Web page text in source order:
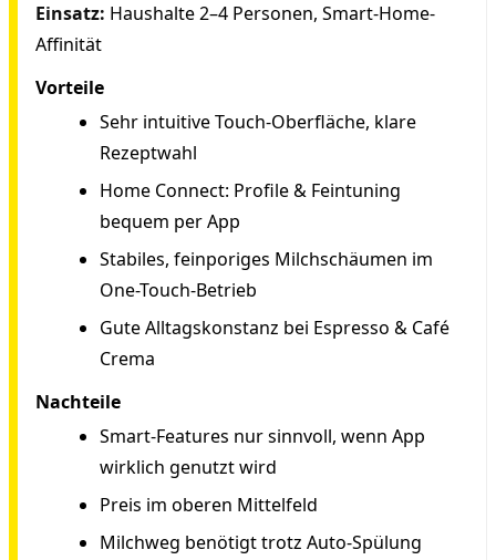
Einsatz: Haushalte 2–4 Personen, Smart-Home-
Affinität
Vorteile
Sehr intuitive Touch-Oberfläche, klare
Rezeptwahl
Home Connect: Profile & Feintuning
bequem per App
Stabiles, feinporiges Milchschäumen im
One-Touch-Betrieb
Gute Alltagskonstanz bei Espresso & Café
Crema
Nachteile
Smart-Features nur sinnvoll, wenn App
wirklich genutzt wird
Preis im oberen Mittelfeld
Milchweg benötigt trotz Auto-Spülung